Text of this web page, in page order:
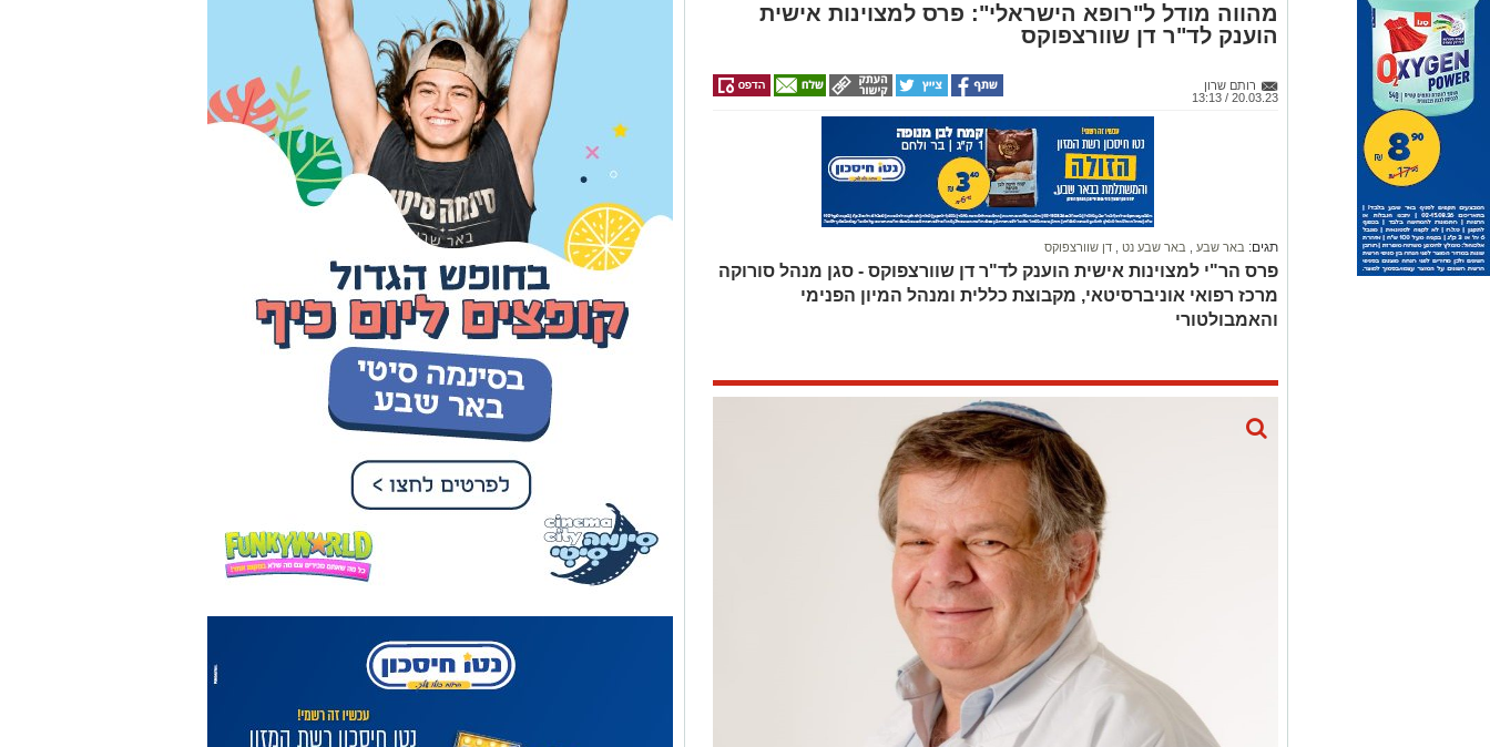
מהווה מודל ל"רופא הישראלי": פרס למצוינות אישית
הוענק לד"ר דן שוורצפוקס
רותם שרון
20.03.23 / 13:13
תגים: באר שבע באר שבע נט דן שוורצפוקס
פרס הר"י למצוינות אישית הוענק לד"ר דן שוורצפוקס - סגן מנהל סורוקה
מרכז רפואי אוניברסיטאי, מקבוצת כללית ומנהל המיון הפנימי
והאמבולטורי